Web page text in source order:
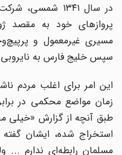
پروازهای خود به مقصد
مسیری غیرمعمول و
سپس خلیج فارس به نایروبی
این امر برای اغلب مردم
زمان مواضع محکمی در
استخراج شده، ایشان
مسلمان رابطه‌ای ندارم ...